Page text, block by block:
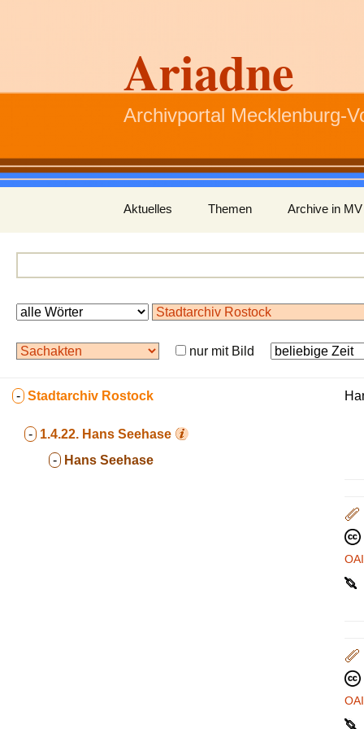
Ariadne
Archivportal Mecklenburg-
Inhalt
springen
Aktuelles Themen Archive in MV
nur mit Bild
- Stadtarchiv Rostock
- 1.4.22. Hans Seehase
- Hans Seehase